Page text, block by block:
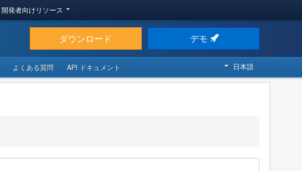
開発者向けリソース
ダウンロード デモ
よくある質問 API ドキュメント 日本語